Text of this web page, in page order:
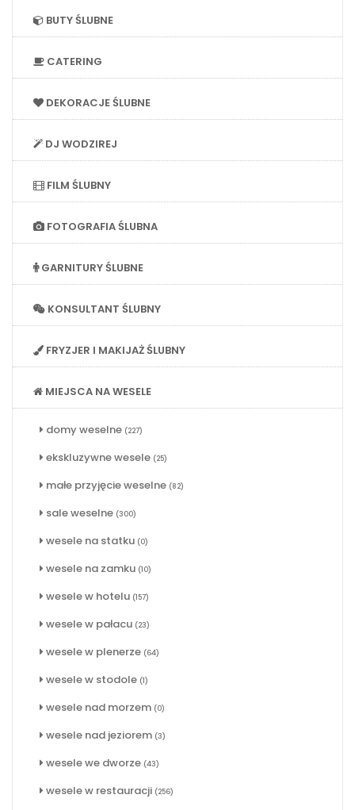
BUTY ŚLUBNE
CATERING
DEKORACJE ŚLUBNE
DJ WODZIREJ
FILM ŚLUBNY
FOTOGRAFIA ŚLUBNA
GARNITURY ŚLUBNE
KONSULTANT ŚLUBNY
FRYZJER I MAKIJAŻ ŚLUBNY
MIEJSCA NA WESELE
domy weselne (227)
ekskluzywne wesele (25)
małe przyjęcie weselne (82)
sale weselne (300)
wesele na statku (0)
wesele na zamku (10)
wesele w hotelu (157)
wesele w pałacu (23)
wesele w plenerze (64)
wesele w stodole (1)
wesele nad morzem (0)
wesele nad jeziorem (3)
wesele we dworze (43)
wesele w restauracji (256)